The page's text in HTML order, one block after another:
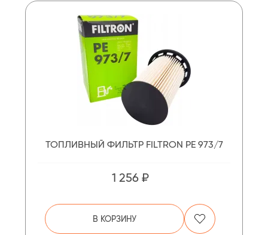
ТОПЛИВНЫЙ ФИЛЬТР FILTRON PE 973/7
1 256 ₽
В КОРЗИНУ